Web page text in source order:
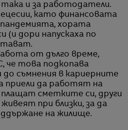
така и за работодатели.
като финансовата
пандемията, хората
(и дори напускаха по
от дълго време,
че това подкопава
съмнения в кариерните
приели да работят на
плащат сметките си, други
при близки, за да
на жилище.